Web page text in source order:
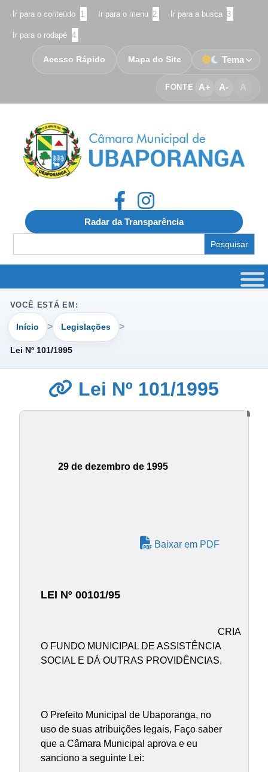
Ir para o conteúdo 1 Ir para o menu 2 Ir para a busca 3
Ir para o rodapé 4
FONTE A+ A- A
Acesso Rápido Mapa do Site Tema
Radar da Transparência
for:
VOCÊ ESTÁ EM:
Início Legislações
Lei Nº 101/1995
Lei Nº 101/1995
29 de dezembro de 1995
Baixar em PDF
LEI Nº 00101/95
CRIA
O FUNDO MUNICIPAL DE ASSISTÊNCIA
SOCIAL E DÁ OUTRAS PROVIDÊNCIAS.
O Prefeito Municipal de Ubaporanga, no
uso de suas atribuições legais, Faço saber
que a Câmara Municipal aprova e eu
sanciono a seguinte Lei: